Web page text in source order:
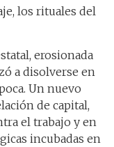
los rituales del
erosionada
a disolverse en
Un nuevo
de capital,
el trabajo y en
incubadas en